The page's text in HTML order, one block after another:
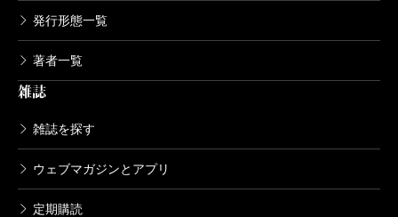
発行形態一覧
著者一覧
雑誌
雑誌を探す
ウェブマガジンとアプリ
定期購読